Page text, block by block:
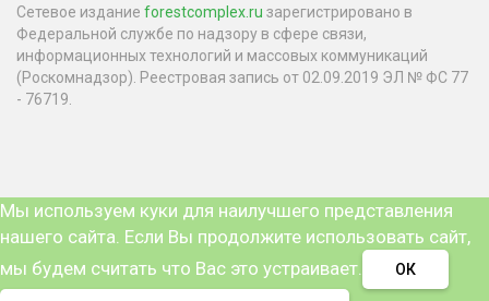
Сетевое издание forestcomplex.ru зарегистрировано в
Федеральной службе по надзору в сфере связи,
информационных технологий и массовых коммуникаций
(Роскомнадзор). Реестровая запись от 02.09.2019 ЭЛ № ФС 77
- 76719.
Мы используем куки для наилучшего представления
нашего сайта. Если Вы продолжите использовать сайт,
мы будем считать что Вас это устраивает.
ОК